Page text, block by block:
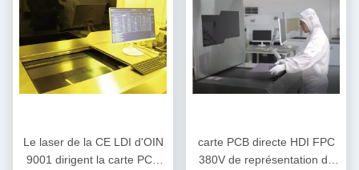
Le laser de la CE LDI d'OIN
9001 dirigent la carte PCB
carte PCB directe HDI FPC
380V de représentation de